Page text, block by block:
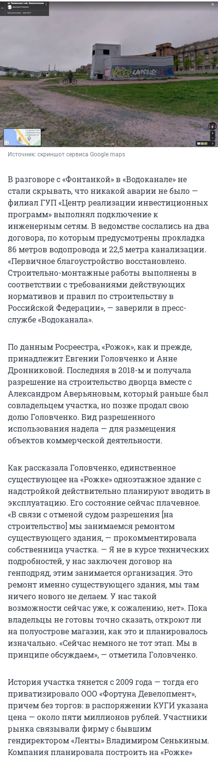
Источник: скриншот сервиса Google maps
В разговоре с «Фонтанкой» в «Водоканале» не
стали скрывать, что никакой аварии не было —
филиал ГУП «Центр реализации инвестиционных
программ» выполнял подключение к
инженерным сетям. В ведомстве сослались на два
договора, по которым предусмотрены прокладка
86 метров водопровода и 22,5 метра канализации.
«Первичное благоустройство восстановлено.
Строительно-монтажные работы выполнены в
соответствии с требованиями действующих
нормативов и правил по строительству в
Российской Федерации», — заверили в пресс-
службе «Водоканала».
По данным Росреестра, «Рожок», как и прежде,
принадлежит Евгении Головченко и Анне
Дронниковой. Последняя в 2018-м и получала
разрешение на строительство дворца вместе с
Александром Аверьяновым, который раньше был
совладельцем участка, но позже продал свою
долю Головченко. Вид разрешенного
использования надела — для размещения
объектов коммерческой деятельности.
Как рассказала Головченко, единственное
существующее на «Рожке» одноэтажное здание с
надстройкой действительно планируют вводить в
эксплуатацию. Его состояние сейчас плачевное.
«В связи с отменой судом разрешения [на
строительство] мы занимаемся ремонтом
существующего здания, — прокомментировала
собственница участка. — Я не в курсе технических
подробностей, у нас заключен договор на
генподряд, этим занимается организация. Это
ремонт именно существующего здания, мы там
ничего нового не делаем. У нас такой
возможности сейчас уже, к сожалению, нет». Пока
владельцы не готовы точно сказать, откроют ли
на полуострове магазин, как это и планировалось
изначально. «Сейчас немного не тот этап. Мы в
принципе обсуждаем», — отметила Головченко.
История участка тянется с 2009 года — тогда его
приватизировало ООО «Фортуна Девелопмент»,
причем без торгов: в распоряжении КУГИ указана
цена — около пяти миллионов рублей. Участники
рынка связывали фирму с бывшим
гендиректором «Ленты» Владимиром Сенькиным.
Компания планировала построить на «Рожке»